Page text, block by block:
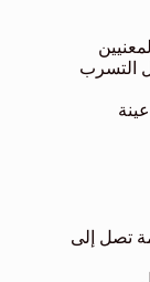
تصل إلى